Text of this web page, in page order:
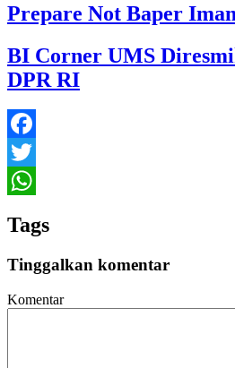
Prepare Not Baper
BI Corner UMS
DPR RI
Facebook
Twitter
Tags
Tinggalkan komentar
Komentar